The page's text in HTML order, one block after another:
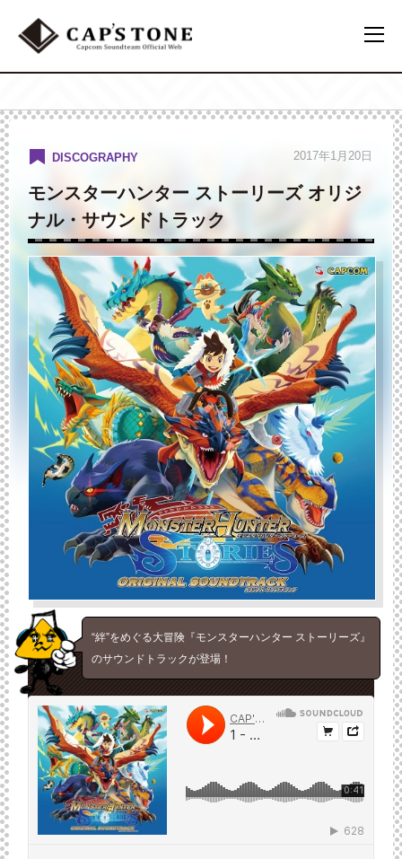
DISCOGRAPHY 2017年1月20日
モンスターハンター ストーリーズ オリジ
ナル・サウンドトラック
“絆”をめぐる大冒険『モンスターハンター ストーリーズ』
のサウンドトラックが登場！